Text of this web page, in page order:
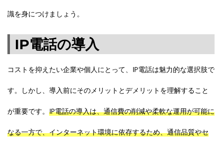
識を身につけましょう。
IP電話の導入
コストを抑えたい企業や個人にとって、IP電話は魅力的な選択肢で
す。しかし、導入前にそのメリットとデメリットを理解すること
が重要です。 IP電話の導入は、通信費の削減や柔軟な運用が可能に
なる一方で、インターネット環境に依存するため、通信品質やセ